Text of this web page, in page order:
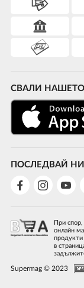
СВАЛИ
ПОСЛЕДВАЙ НИ
При
онлайн
продукти
в
Supermag © 2023